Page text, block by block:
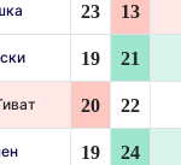
23 13
19 21
20 22
19 24